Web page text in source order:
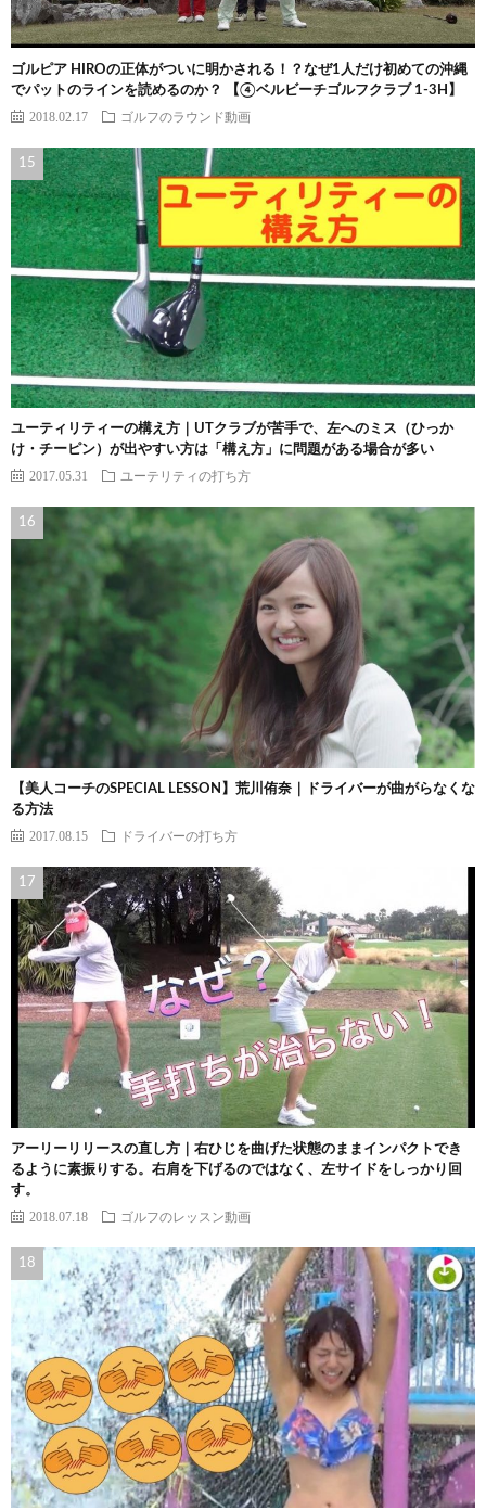
ゴルピア HIROの正体がついに明かされる！？なぜ1人だけ初めての沖縄
でパットのラインを読めるのか？ 【④ベルビーチゴルフクラブ 1-3H】
2018.02.17 ゴルフのラウンド動画
ユーティリティーの構え方｜UTクラブが苦手で、左へのミス（ひっか
け・チーピン）が出やすい方は「構え方」に問題がある場合が多い
2017.05.31 ユーテリティの打ち方
【美人コーチのSPECIAL LESSON】荒川侑奈｜ドライバーが曲がらなくな
る方法
2017.08.15 ドライバーの打ち方
アーリーリリースの直し方｜右ひじを曲げた状態のままインパクトでき
るように素振りする。右肩を下げるのではなく、左サイドをしっかり回
す。
2018.07.18 ゴルフのレッスン動画